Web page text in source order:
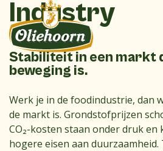
Industry
Stabiliteit in een markt
beweging is.
Werk je in de foodindustrie, dan
de markt is. Grondstofprijzen
CO₂-kosten staan onder druk en
hogere eisen aan